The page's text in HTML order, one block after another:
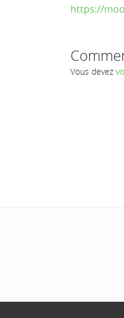
https://
Vous devez